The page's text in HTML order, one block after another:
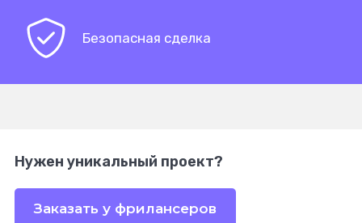
Безопасная сделка
Нужен уникальный проект?
Заказать у фрилансеров